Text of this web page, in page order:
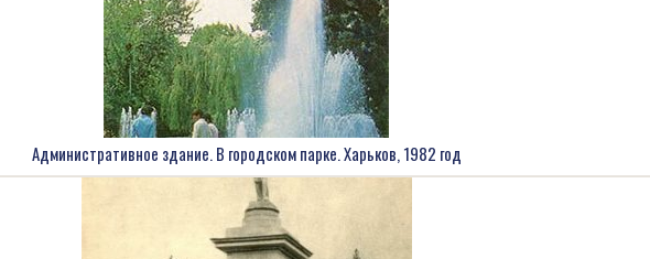
Административное здание. В городском парке. Харьков, 1982 год